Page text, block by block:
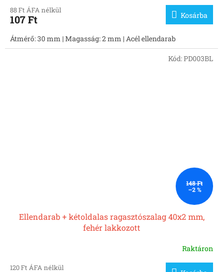
88 Ft ÁFA nélkül
107 Ft Kosárba
Átmérő: 30 mm | Magasság: 2 mm | Acél ellendarab
148 Ft
–2 %
Ellendarab + kétoldalas ragasztószalag 40x2 mm,
fehér lakkozott
Raktáron
120 Ft ÁFA nélkül
Kód:PD003BL